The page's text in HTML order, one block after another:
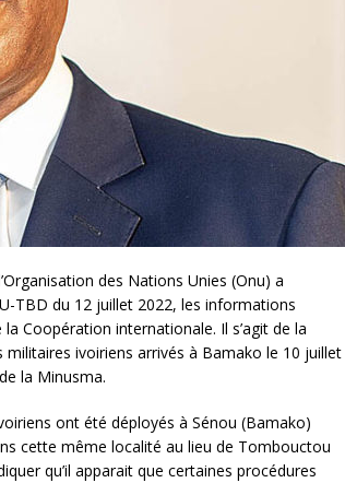
des Nations Unies (Onu) a
TBD du 12 juillet 2022, les informations
Coopération internationale. Il s’agit de la
ivoiriens arrivés à Bamako le 10 juillet
la Minusma.
ont été déployés à Sénou (Bamako)
cette même localité au lieu de Tombouctou
qu’il apparait que certaines procédures